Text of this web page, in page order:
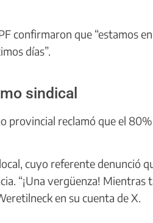
confirmaron que “estamos
días”.
sindical
provincial reclamó que el
cuyo referente denunció
“¡Una vergüenza!
en su cuenta de X.